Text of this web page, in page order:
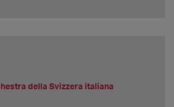
della Svizzera italiana